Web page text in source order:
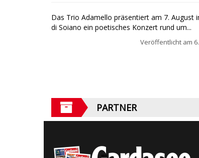
Das Trio Adamello präsentiert am 7. August
di Soiano ein poetisches Konzert rund um...
Veröffentlicht am
PARTNER